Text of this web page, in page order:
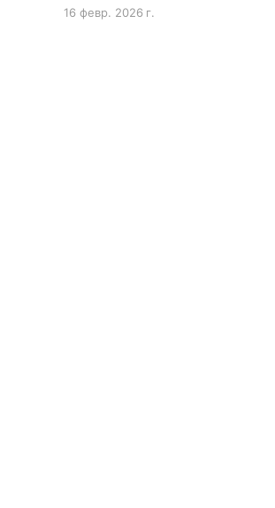
16 февр. 2026 г.